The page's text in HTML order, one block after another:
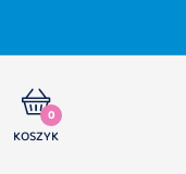
0
KOSZYK